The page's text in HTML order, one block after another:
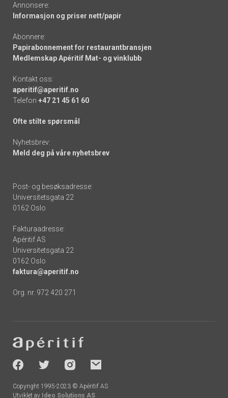
Annonsere:
Informasjon og priser nett/papir
Abonnere:
Papirabonnement for restaurantbransjen
Medlemskap Apéritif Mat- og vinklubb
Kontakt oss:
aperitif@aperitif.no
Telefon +47 21 45 61 60
Ofte stilte spørsmål
Nyhetsbrev:
Meld deg på våre nyhetsbrev
Post- og besøksadresse:
Universitetsgata 22
0162 Oslo
Fakturaadresse:
Apéritif AS
Universitetsgata 22
0162 Oslo
faktura@aperitif.no
Org. nr. 972 420 271
-
socials
Copyright 1995-2023 © Apéritif AS
Utviklet av Ideo Solutions AS